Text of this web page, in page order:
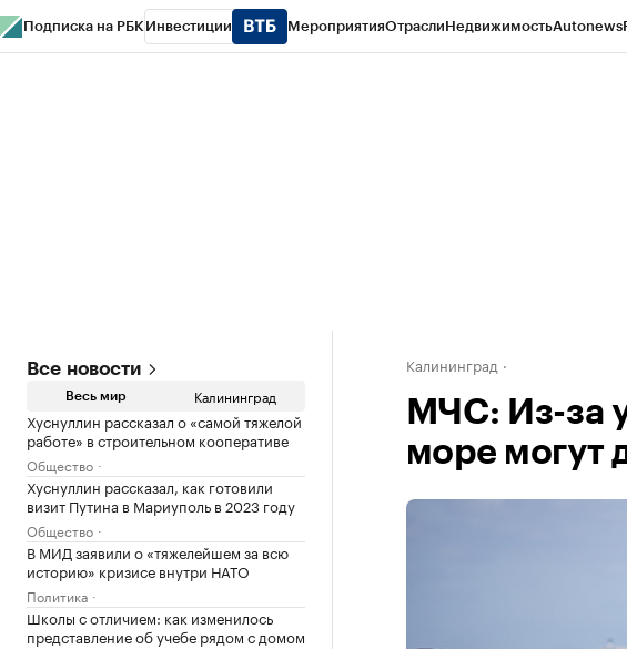
Подписка на РБК Инвестиции МероприятияОтраслиНедвижимостьAutonews
Все новости
Весь мир Калининград
Хуснуллин рассказал о «самой тяжелой
работе» в строительном кооперативе
Общество
Хуснуллин рассказал, как готовили
визит Путина в Мариуполь в 2023 году
Общество
В МИД заявили о «тяжелейшем за всю
историю» кризисе внутри НАТО
Политика
Школы с отличием: как изменилось
представление об учебе рядом с домом
Калининград
МЧС: Из-за
море могут